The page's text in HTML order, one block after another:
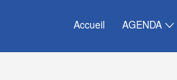
Accueil AGENDA